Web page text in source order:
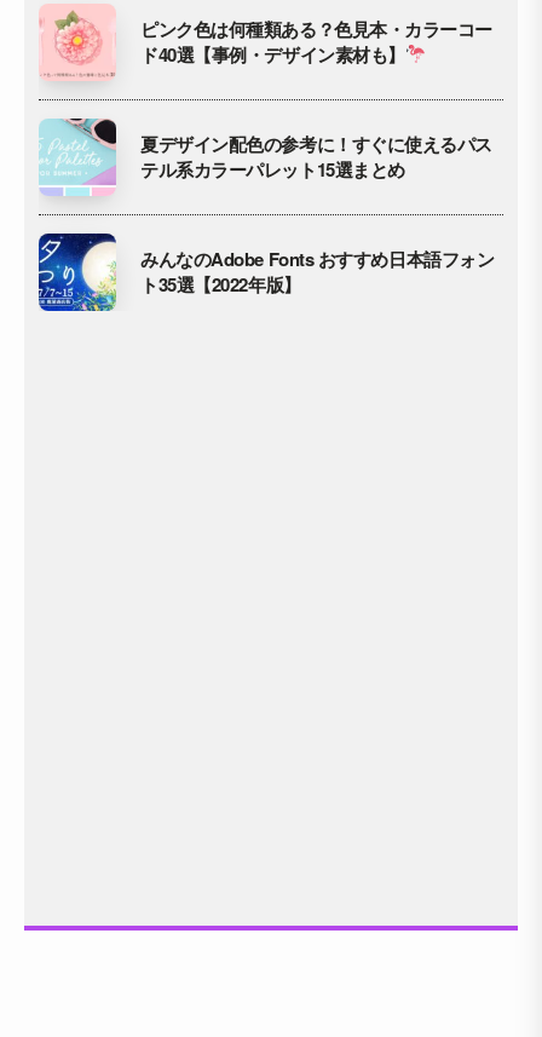
ピンク色は何種類ある？色見本・カラーコー
ド40選【事例・デザイン素材も】
夏デザイン配色の参考に！すぐに使えるパス
テル系カラーパレット15選まとめ
みんなのAdobe Fonts おすすめ日本語フォン
ト35選【2022年版】